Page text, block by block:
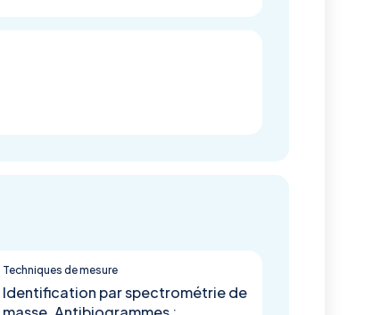
Techniques de mesure
Identification par spectrométrie de